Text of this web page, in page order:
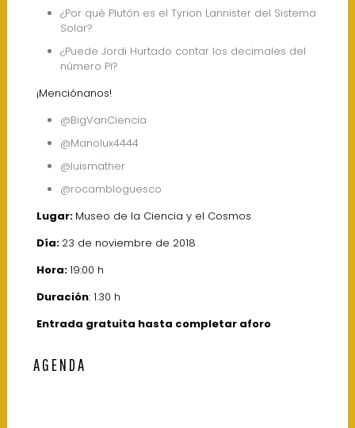
¿Por qué Plutón es el Tyrion Lannister del Sistema
Solar?
¿Puede Jordi Hurtado contar los decimales del
número Pi?
¡Menciónanos!
@BigVanCiencia
@Manolux4444
@luismather
@rocambloguesco
Lugar: Museo de la Ciencia y el Cosmos
Día: 23 de noviembre de 2018
Hora:19:00 h
Duración: 1.30 h
Entrada gratuita hasta completar aforo
AGENDA